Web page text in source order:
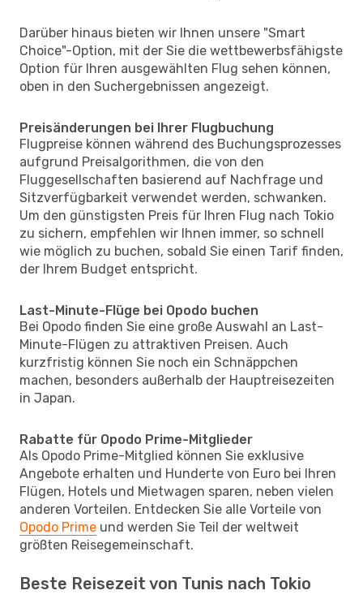
Darüber hinaus bieten wir Ihnen unsere "Smart
Choice"-Option, mit der Sie die wettbewerbsfähigste
Option für Ihren ausgewählten Flug sehen können,
oben in den Suchergebnissen angezeigt.
Preisänderungen bei Ihrer Flugbuchung
Flugpreise können während des Buchungsprozesses
aufgrund Preisalgorithmen, die von den
Fluggesellschaften basierend auf Nachfrage und
Sitzverfügbarkeit verwendet werden, schwanken.
Um den günstigsten Preis für Ihren Flug nach Tokio
zu sichern, empfehlen wir Ihnen immer, so schnell
wie möglich zu buchen, sobald Sie einen Tarif finden,
der Ihrem Budget entspricht.
Last-Minute-Flüge bei Opodo buchen
Bei Opodo finden Sie eine große Auswahl an Last-
Minute-Flügen zu attraktiven Preisen. Auch
kurzfristig können Sie noch ein Schnäppchen
machen, besonders außerhalb der Hauptreisezeiten
in Japan.
Rabatte für Opodo Prime-Mitglieder
Als Opodo Prime-Mitglied können Sie exklusive
Angebote erhalten und Hunderte von Euro bei Ihren
Flügen, Hotels und Mietwagen sparen, neben vielen
anderen Vorteilen. Entdecken Sie alle Vorteile von
Opodo Prime und werden Sie Teil der weltweit
größten Reisegemeinschaft.
Beste Reisezeit von Tunis nach Tokio